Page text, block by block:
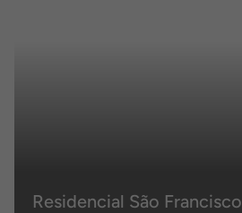
Residencial São Francisco